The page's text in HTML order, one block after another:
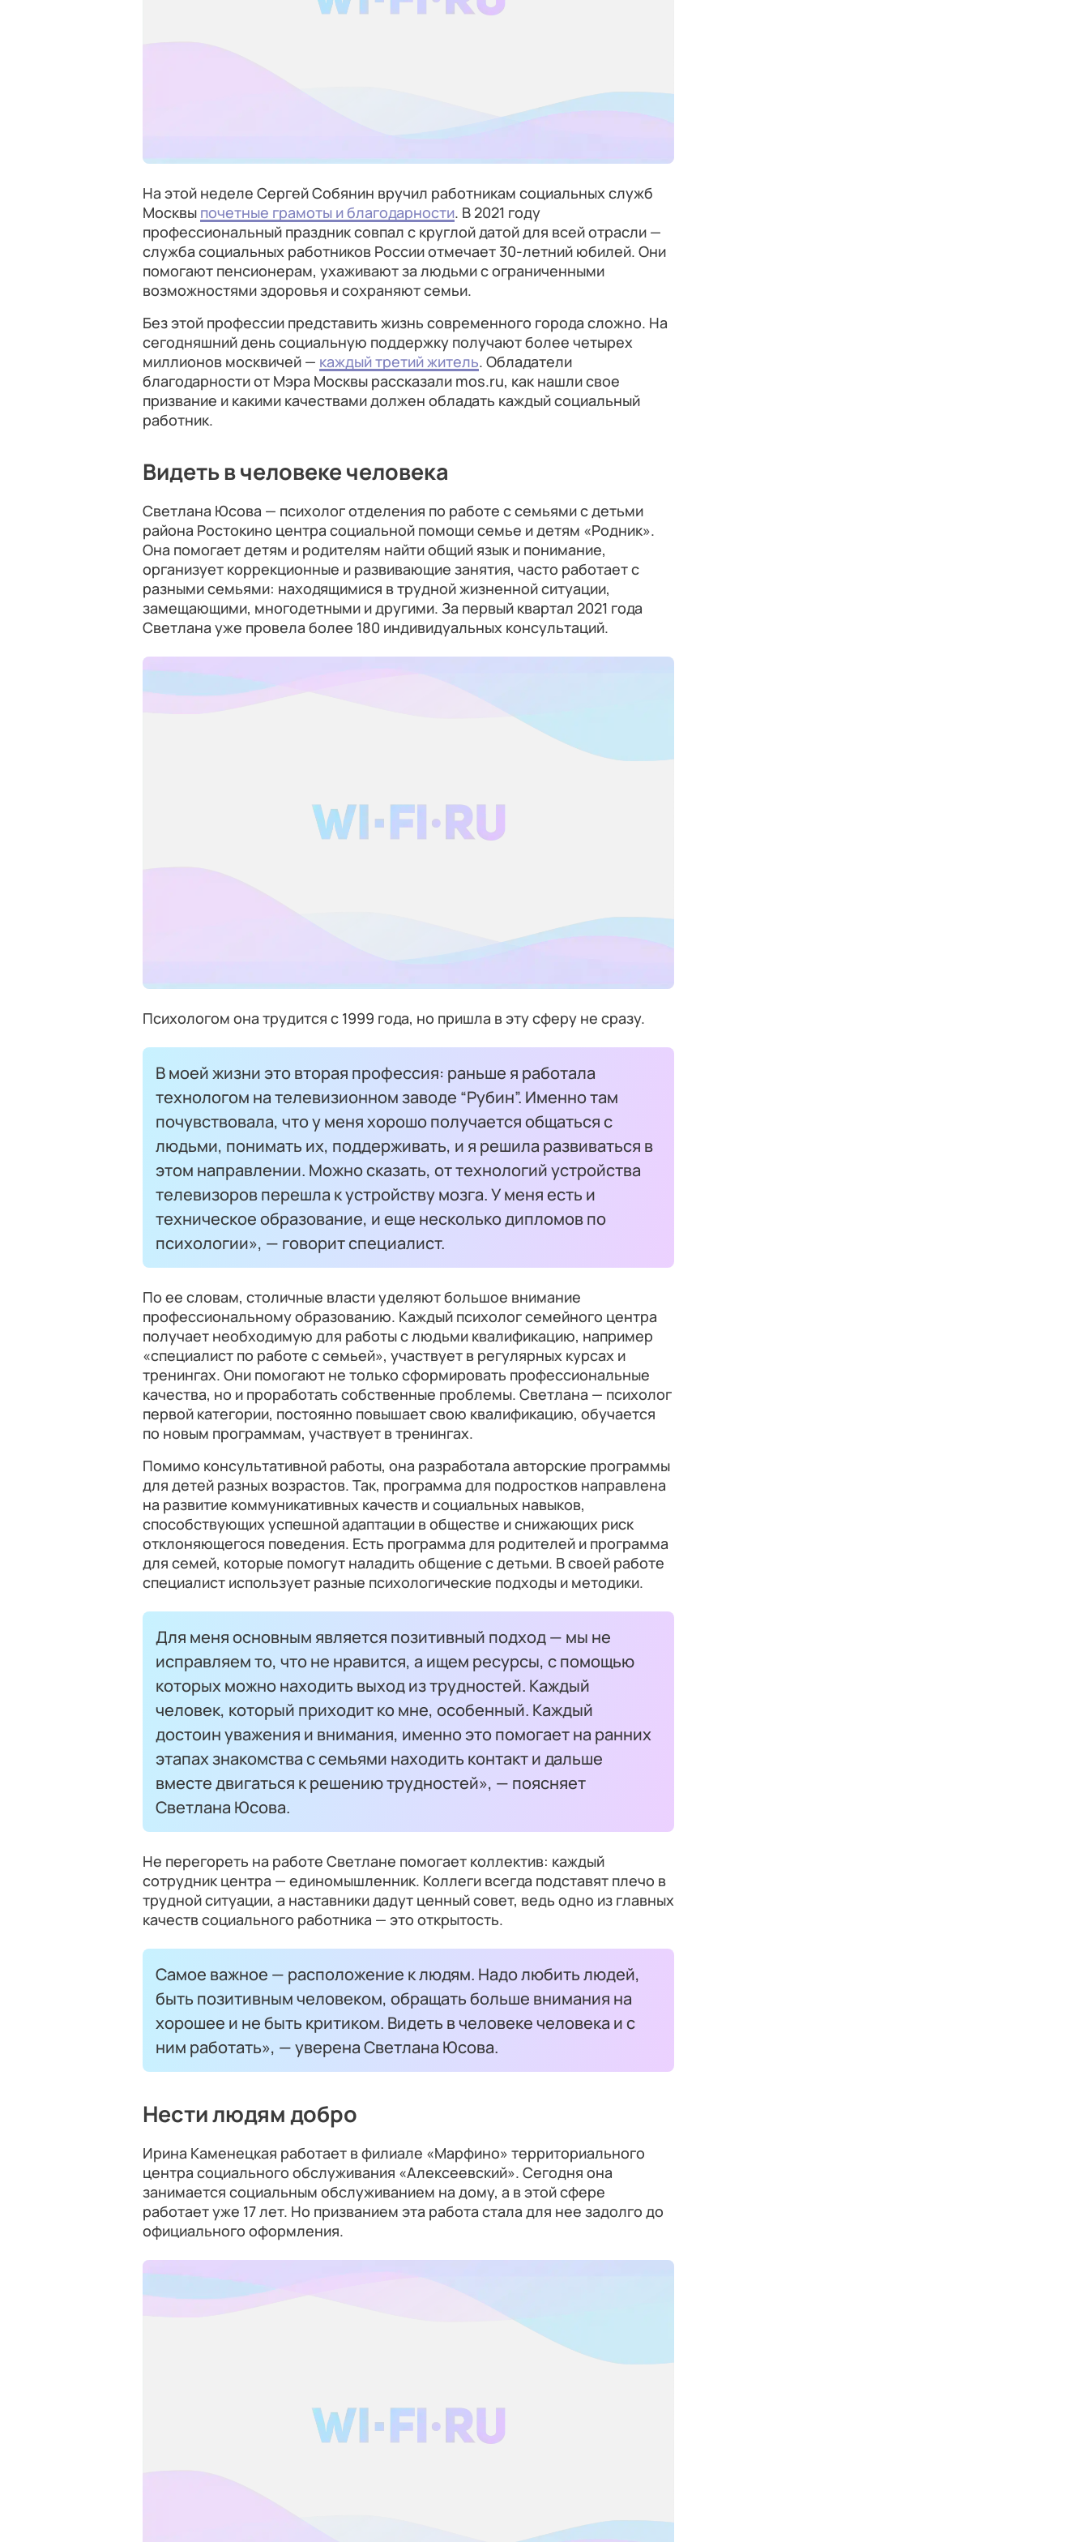
На этой неделе Сергей Собянин вручил работникам социальных служб
Москвы почетные грамоты и благодарности. В 2021 году
профессиональный праздник совпал с круглой датой для всей отрасли —
служба социальных работников России отмечает 30-летний юбилей. Они
помогают пенсионерам, ухаживают за людьми с ограниченными
возможностями здоровья и сохраняют семьи.
Без этой профессии представить жизнь современного города сложно. На
сегодняшний день социальную поддержку получают более четырех
миллионов москвичей — каждый третий житель. Обладатели
благодарности от Мэра Москвы рассказали mos.ru, как нашли свое
призвание и какими качествами должен обладать каждый социальный
работник.
Видеть в человеке человека
Светлана Юсова — психолог отделения по работе с семьями с детьми
района Ростокино центра социальной помощи семье и детям «Родник».
Она помогает детям и родителям найти общий язык и понимание,
организует коррекционные и развивающие занятия, часто работает с
разными семьями: находящимися в трудной жизненной ситуации,
замещающими, многодетными и другими. За первый квартал 2021 года
Светлана уже провела более 180 индивидуальных консультаций.
Психологом она трудится с 1999 года, но пришла в эту сферу не сразу.
В моей жизни это вторая профессия: раньше я работала
технологом на телевизионном заводе “Рубин”. Именно там
почувствовала, что у меня хорошо получается общаться с
людьми, понимать их, поддерживать, и я решила развиваться в
этом направлении. Можно сказать, от технологий устройства
телевизоров перешла к устройству мозга. У меня есть и
техническое образование, и еще несколько дипломов по
психологии», — говорит специалист.
По ее словам, столичные власти уделяют большое внимание
профессиональному образованию. Каждый психолог семейного центра
получает необходимую для работы с людьми квалификацию, например
«специалист по работе с семьей», участвует в регулярных курсах и
тренингах. Они помогают не только сформировать профессиональные
качества, но и проработать собственные проблемы. Светлана — психолог
первой категории, постоянно повышает свою квалификацию, обучается
по новым программам, участвует в тренингах.
Помимо консультативной работы, она разработала авторские программы
для детей разных возрастов. Так, программа для подростков направлена
на развитие коммуникативных качеств и социальных навыков,
способствующих успешной адаптации в обществе и снижающих риск
отклоняющегося поведения. Есть программа для родителей и программа
для семей, которые помогут наладить общение с детьми. В своей работе
специалист использует разные психологические подходы и методики.
Для меня основным является позитивный подход — мы не
исправляем то, что не нравится, а ищем ресурсы, с помощью
которых можно находить выход из трудностей. Каждый
человек, который приходит ко мне, особенный. Каждый
достоин уважения и внимания, именно это помогает на ранних
этапах знакомства с семьями находить контакт и дальше
вместе двигаться к решению трудностей», — поясняет
Светлана Юсова.
Не перегореть на работе Светлане помогает коллектив: каждый
сотрудник центра — единомышленник. Коллеги всегда подставят плечо в
трудной ситуации, а наставники дадут ценный совет, ведь одно из главных
качеств социального работника — это открытость.
Самое важное — расположение к людям. Надо любить людей,
быть позитивным человеком, обращать больше внимания на
хорошее и не быть критиком. Видеть в человеке человека и с
ним работать», — уверена Светлана Юсова.
Нести людям добро
Ирина Каменецкая работает в филиале «Марфино» территориального
центра социального обслуживания «Алексеевский». Сегодня она
занимается социальным обслуживанием на дому, а в этой сфере
работает уже 17 лет. Но призванием эта работа стала для нее задолго до
официального оформления.